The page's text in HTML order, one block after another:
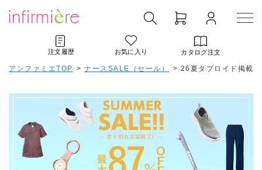
注文履歴 お気に入り カタログ注文
アンファミエTOP > ナースSALE（セール） > 26夏タブロイド掲載